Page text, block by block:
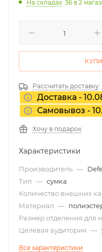
На складах: 36 в 2
Рассчитать доставку
Доставка -
Самовывоз -
Хочу в подарок
Характеристики
Производитель —
Тип — сумка
Количество внешних
Материал —
Размер отделения для
Целевая аудитория —
Все характеристики